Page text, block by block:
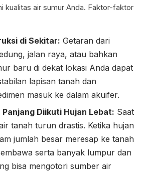
kualitas air sumur Anda. Faktor-faktor
di Sekitar: Getaran dari
jalan raya, atau bahkan
baru di dekat lokasi Anda dapat
lapisan tanah dan
masuk ke dalam akuifer.
Panjang Diikuti Hujan Lebat: Saat
tanah turun drastis. Ketika hujan
jumlah besar meresap ke tanah
serta banyak lumpur dan
bisa mengotori sumber air